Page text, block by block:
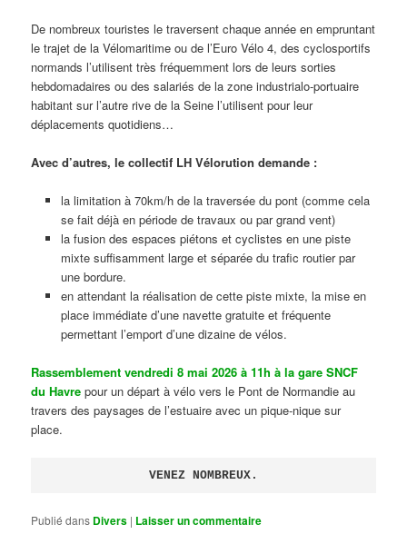
De nombreux touristes le traversent chaque année en empruntant
le trajet de la Vélomaritime ou de l’Euro Vélo 4, des cyclosportifs
normands l’utilisent très fréquemment lors de leurs sorties
hebdomadaires ou des salariés de la zone industrialo-portuaire
habitant sur l’autre rive de la Seine l’utilisent pour leur
déplacements quotidiens…
Avec d’autres, le collectif LH Vélorution demande :
la limitation à 70km/h de la traversée du pont (comme cela
se fait déjà en période de travaux ou par grand vent)
la fusion des espaces piétons et cyclistes en une piste
mixte suffisamment large et séparée du trafic routier par
une bordure.
en attendant la réalisation de cette piste mixte, la mise en
place immédiate d’une navette gratuite et fréquente
permettant l’emport d’une dizaine de vélos.
Rassemblement vendredi 8 mai 2026 à 11h à la gare SNCF
du Havre pour un départ à vélo vers le Pont de Normandie au
travers des paysages de l’estuaire avec un pique-nique sur
place.
VENEZ NOMBREUX.
Publié dans Divers | Laisser un commentaire